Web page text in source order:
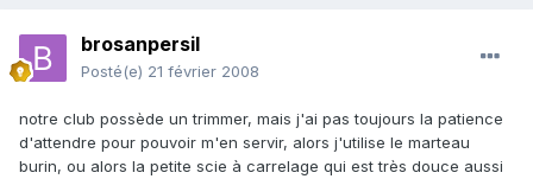
brosanpersil
Posté(e) 21 février 2008
notre club possède un trimmer, mais j'ai pas toujours la patience
d'attendre pour pouvoir m'en servir, alors j'utilise le marteau
burin, ou alors la petite scie à carrelage qui est très douce aussi